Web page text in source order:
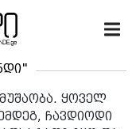
ყოველ
ჩავდიოდი